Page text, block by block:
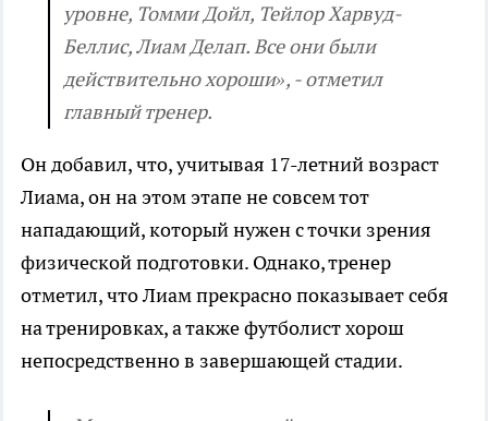
уровне, Томми Дойл, Тейлор Харвуд-
Беллис, Лиам Делап. Все они были
действительно хороши», - отметил
главный тренер.
Он добавил, что, учитывая 17-летний возраст
Лиама, он на этом этапе не совсем тот
нападающий, который нужен с точки зрения
физической подготовки. Однако, тренер
отметил, что Лиам прекрасно показывает себя
на тренировках, а также футболист хорош
непосредственно в завершающей стадии.